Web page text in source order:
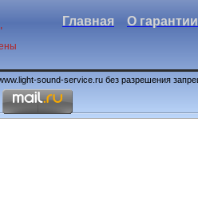
Главная О гарантии
sound-service.ru без разрешения